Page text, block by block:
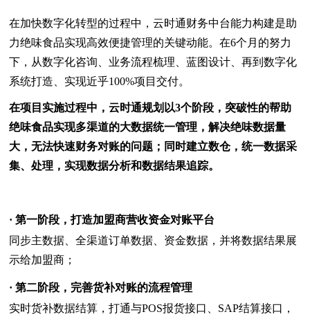
在加快数字化转型的过程中，云时通财务中台能力构建是助
力绝味食品实现高效便捷管理的关键动能。在6个月的努力
下，从数字化咨询、业务流程梳理、蓝图设计、再到数字化
系统打造、实现近乎100%项目交付。
在项目实施过程中，云时通规划以3个阶段，突破性的帮助
绝味食品实现多渠道的大数据统一管理，解决绝味数据量
大，无法快速财务对账的问题；同时建立数仓，统一数据采
集、处理，实现数据分析和数据结果追踪。
· 第一阶段，打造加盟商营收资金对账平台
同步主数据、全渠道订单数据、资金数据，并将数据结果展
示给加盟商；
· 第二阶段，完善货补对账的流程管理
实时货补数据结算，打通与POS报货接口、SAP结算接口，